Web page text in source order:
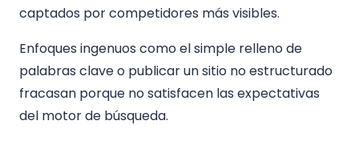
captados por competidores más visibles.
Enfoques ingenuos como el simple relleno de
palabras clave o publicar un sitio no estructurado
fracasan porque no satisfacen las expectativas
del motor de búsqueda.